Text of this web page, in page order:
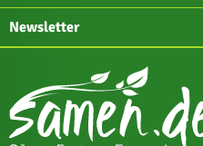
Newsletter